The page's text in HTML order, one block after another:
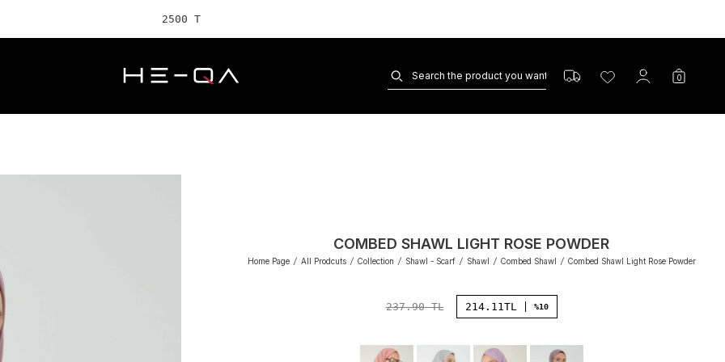
2500 TL ve üz
0
COMBED SHAWL LIGHT ROSE POWDER
Home Page / All Prodcuts / Collection / Shawl - Scarf / Shawl / Combed Shawl / Combed Shawl Light Rose Powder
237.90TL 214.11TL %10